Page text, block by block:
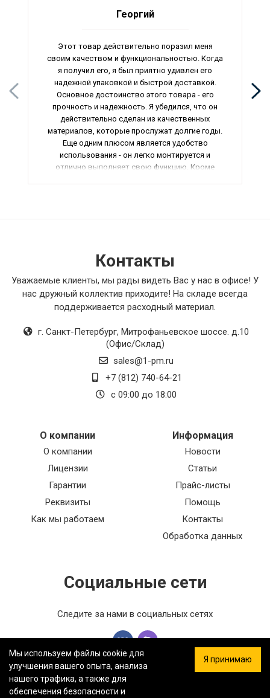
Георгий
Этот товар действительно поразил меня
своим качеством и функциональностью. Когда
я получил его, я был приятно удивлен его
надежной упаковкой и быстрой доставкой.
Основное достоинство этого товара - его
прочность и надежность. Я убедился, что он
действительно сделан из качественных
материалов, которые прослужат долгие годы.
Еще одним плюсом является удобство
использования - он легко монтируется и
отлично выполняет свою функцию. Кроме
Контакты
Уважаемые клиенты, мы рады видеть Вас у нас в офисе! У
нас дружный коллектив приходите! На складе всегда
поддерживается расходный материал.
г. Санкт-Петербург, Митрофаньевское шоссе. д.10
(Офис/Склад)
sales@1-pm.ru
+7 (812) 740-64-21
с 09:00 до 18:00
О компании
О компании
Лицензии
Гарантии
Реквизиты
Как мы работаем
Информация
Новости
Статьи
Прайс-листы
Помощь
Контакты
Обработка данных
Социальные сети
Следите за нами в социальных сетях
Мы используем файлы cookie для
улучшения вашего опыта, анализа
нашего трафика, а также для
обеспечения безопасности и
Я принимаю